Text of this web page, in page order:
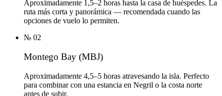
Aproximadamente 1,5–2 horas hasta la casa de huéspedes. La
ruta más corta y panorámica — recomendada cuando las
opciones de vuelo lo permiten.
№ 02
Montego Bay (MBJ)
Aproximadamente 4,5–5 horas atravesando la isla. Perfecto
para combinar con una estancia en Negril o la costa norte
antes de subir.